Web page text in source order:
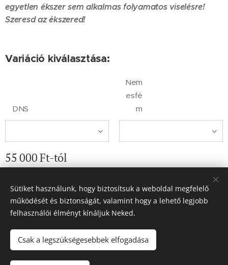
egyetlen ékszer sem alkalmas folyamatos viselésre!
Szeresd az ékszered!
Variáció kiválasztása:
DNS
Nem
esfé
m
55 000Ft-tól
© 2019 Fanna Műhelye Kézműves ajándékok és
ékszerek. Minden jog fenntartva.
Sütik
Sütiket használunk, hogy biztosítsuk a weboldal megfelelő
működését és biztonságát, valamint hogy a lehető legjobb
felhasználói élményt kínáljuk Neked.
Csak a legszükségesebbek elfogadása